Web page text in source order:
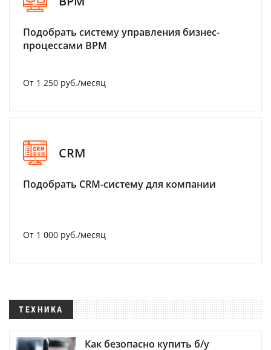
Подобрать систему управления бизнес-
процессами BPM
От 1 250 руб./месяц
CRM
Подобрать CRM-систему для компании
От 1 000 руб./месяц
ТЕХНИКА
Как безопасно купить б/у